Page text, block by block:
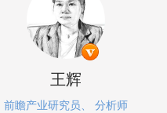
王辉
前瞻产业研究员、 分析师